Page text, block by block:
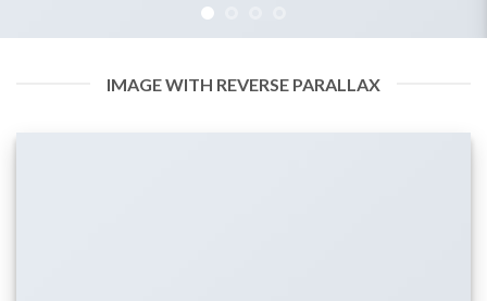
IMAGE WITH REVERSE PARALLAX